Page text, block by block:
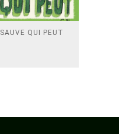
SAUVE QUI PEUT